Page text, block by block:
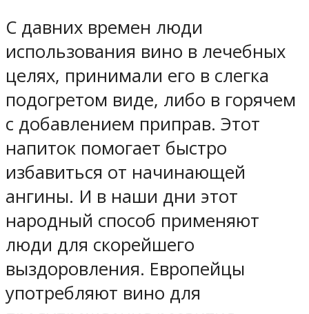
С давних времен люди
использования вино в лечебных
целях, принимали его в слегка
подогретом виде, либо в горячем
с добавлением приправ. Этот
напиток помогает быстро
избавиться от начинающей
ангины. И в наши дни этот
народный способ применяют
люди для скорейшего
выздоровления. Европейцы
употребляют вино для